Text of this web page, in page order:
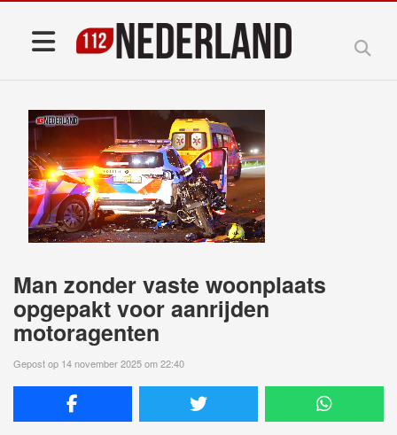
Man zonder vaste woonplaats
opgepakt voor aanrijden
motoragenten
Gepost op 14 november 2025 om 22:40